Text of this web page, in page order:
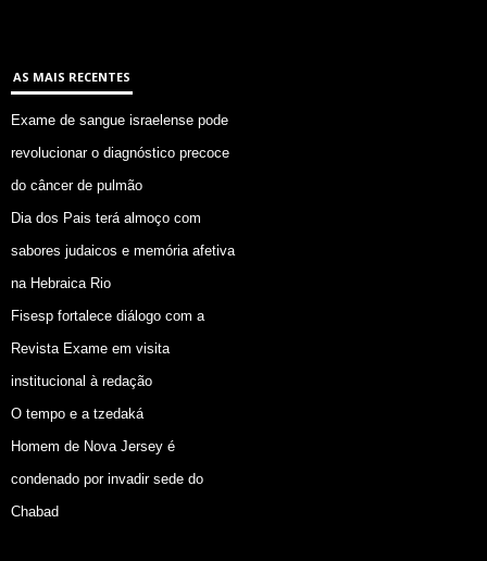
AS MAIS RECENTES
Exame de sangue israelense pode
revolucionar o diagnóstico precoce
do câncer de pulmão
Dia dos Pais terá almoço com
sabores judaicos e memória afetiva
na Hebraica Rio
Fisesp fortalece diálogo com a
Revista Exame em visita
institucional à redação
O tempo e a tzedaká
Homem de Nova Jersey é
condenado por invadir sede do
Chabad